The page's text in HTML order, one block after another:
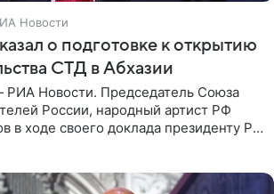
Новости
о подготовке к открытию
СТД в Абхазии
Новости. Председатель Союза
России, народный артист РФ
в ходе своего доклада президенту РФ